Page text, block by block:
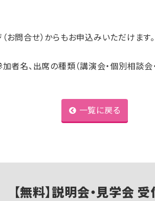
問合せ）からもお申込みいただけます。
者名、出席の種類（講演会・個別相談
一覧に戻る
【無料】説明会・見学会